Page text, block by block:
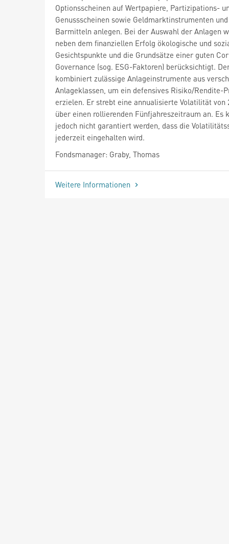
Optionsscheinen auf Wertpapiere, Partizipations-
Genussscheinen sowie Geldmarktinstrumenten und
Barmitteln anlegen. Bei der Auswahl der Anlagen
neben dem finanziellen Erfolg ökologische und
Gesichtspunkte und die Grundsätze einer guten
Governance (sog. ESG-Faktoren) berücksichtigt.
kombiniert zulässige Anlageinstrumente aus
Anlageklassen, um ein defensives Risiko/Rendite-
erzielen. Er strebt eine annualisierte Volatilität von
über einen rollierenden Fünfjahreszeitraum an. Es
jedoch nicht garantiert werden, dass die
jederzeit eingehalten wird.
Fondsmanager: Graby, Thomas
Weitere Informationen